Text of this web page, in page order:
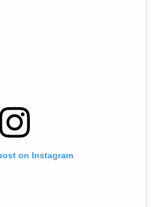
on Instagram